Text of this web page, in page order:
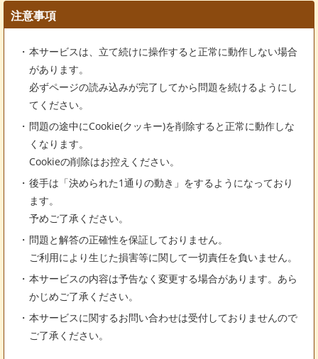
注意事項
本サービスは、立て続けに操作すると正常に動作しない場合
があります。
必ずページの読み込みが完了してから問題を続けるようにし
てください。
問題の途中にCookie(クッキー)を削除すると正常に動作しな
くなります。
Cookieの削除はお控えください。
後手は「決められた1通りの動き」をするようになっており
ます。
予めご了承ください。
問題と解答の正確性を保証しておりません。
ご利用により生じた損害等に関して一切責任を負いません。
本サービスの内容は予告なく変更する場合があります。あら
かじめご了承ください。
本サービスに関するお問い合わせは受付しておりませんので
ご了承ください。